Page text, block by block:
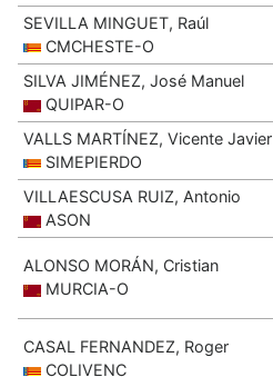
SEVILLA MINGUET, Raúl
CMCHESTE-O
SILVA JIMÉNEZ, José Manuel
QUIPAR-O
VALLS MARTÍNEZ, Vicente Javier
SIMEPIERDO
VILLAESCUSA RUIZ, Antonio
ASON
ALONSO MORÁN, Cristian
MURCIA-O
CASAL FERNANDEZ, Roger
COLIVENC